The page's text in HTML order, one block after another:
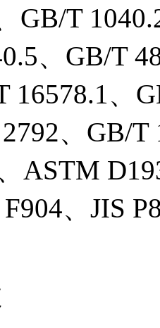
GB/T
、GB/T
16578.1、
、GB/
ASTM
、JIS